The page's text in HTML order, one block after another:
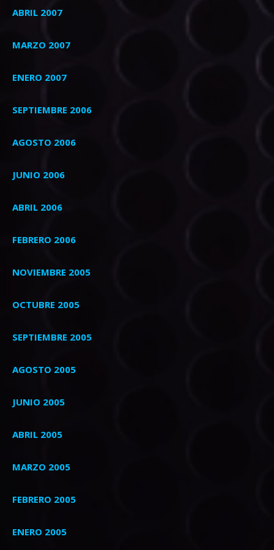
ABRIL 2007
MARZO 2007
ENERO 2007
SEPTIEMBRE 2006
AGOSTO 2006
JUNIO 2006
ABRIL 2006
FEBRERO 2006
NOVIEMBRE 2005
OCTUBRE 2005
SEPTIEMBRE 2005
AGOSTO 2005
JUNIO 2005
ABRIL 2005
MARZO 2005
FEBRERO 2005
ENERO 2005